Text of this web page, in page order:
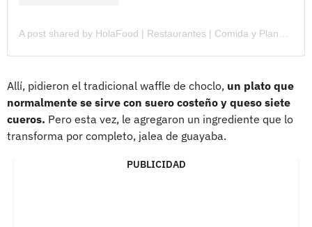
A post shared by HolaFood | Restaurantes | Comida y Planes | Lore Verano y Lucho (@holafood___)
Allí, pidieron el tradicional waffle de choclo, un plato que
normalmente se sirve con suero costeño y queso siete
cueros. Pero esta vez, le agregaron un ingrediente que lo
transforma por completo, jalea de guayaba.
PUBLICIDAD